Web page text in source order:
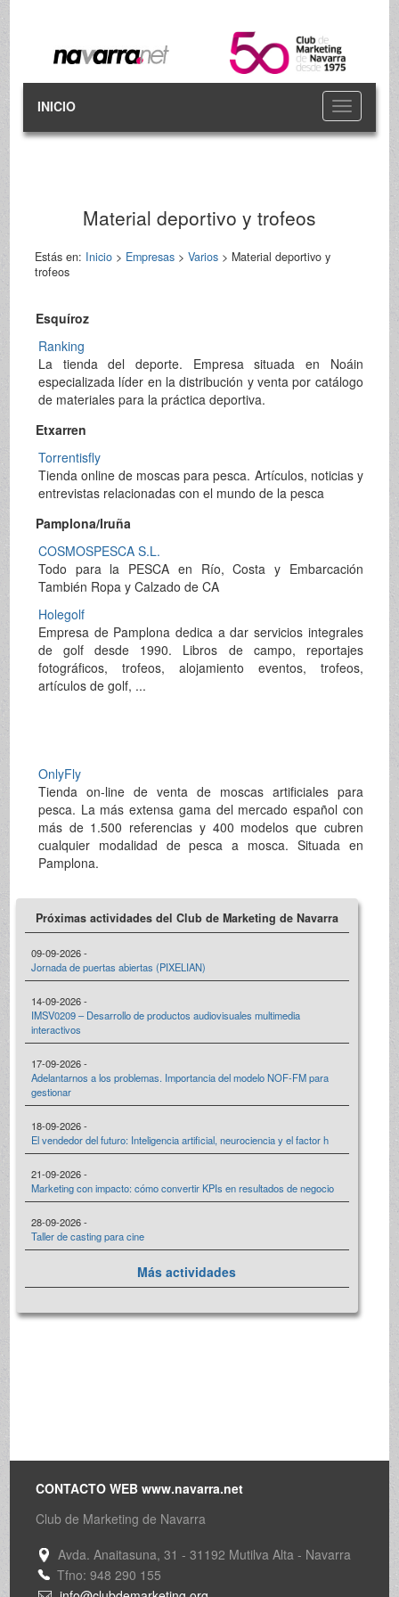
Toggle
navigation
INICIO
Material deportivo y trofeos
Estás en: Inicio> Empresas> Varios> Material deportivo y
trofeos
Esquíroz
Ranking
La tienda del deporte. Empresa situada en Noáin
especializada líder en la distribución y venta por catálogo
de materiales para la práctica deportiva.
Etxarren
Torrentisfly
Tienda online de moscas para pesca. Artículos, noticias y
entrevistas relacionadas con el mundo de la pesca
Pamplona/Iruña
COSMOSPESCA S.L.
Todo para la PESCA en Río, Costa y Embarcación
También Ropa y Calzado de CA
Holegolf
Empresa de Pamplona dedica a dar servicios integrales
de golf desde 1990. Libros de campo, reportajes
fotográficos, trofeos, alojamiento eventos, trofeos,
artículos de golf, ...
OnlyFly
Tienda on-line de venta de moscas artificiales para
pesca. La más extensa gama del mercado español con
más de 1.500 referencias y 400 modelos que cubren
cualquier modalidad de pesca a mosca. Situada en
Pamplona.
Próximas actividades del Club de Marketing de Navarra
09-09-2026 -
Jornada de puertas abiertas (PIXELIAN)
14-09-2026 -
IMSV0209 – Desarrollo de productos audiovisuales multimedia
interactivos
17-09-2026 -
Adelantarnos a los problemas. Importancia del modelo NOF-FM para
gestionar
18-09-2026 -
El vendedor del futuro: Inteligencia artificial, neurociencia y el factor h
21-09-2026 -
Marketing con impacto: cómo convertir KPIs en resultados de negocio
28-09-2026 -
Taller de casting para cine
Más actividades
CONTACTO WEB www.navarra.net
Club de Marketing de Navarra
Avda. Anaitasuna, 31 - 31192 Mutilva Alta - Navarra
Tfno: 948 290 155